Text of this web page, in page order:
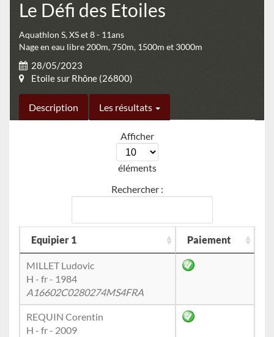
Le Défi des Etoiles
Aquathlon S, XS et 8 - 11ans
Nage en eau libre 200m, 750m, 1500m et 3000m
28/05/2023
Etoile sur Rhône (26800)
Description Les résultats
Afficher
éléments
Rechercher :
Equipier 1 Paiement
MILLET Ludovic
H - fr - 1984
A16602C0280274MS4FRA
REQUIN Corentin
H - fr - 2009